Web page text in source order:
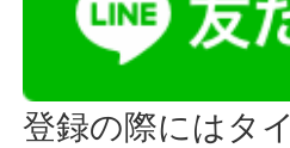
登録の際にはタ